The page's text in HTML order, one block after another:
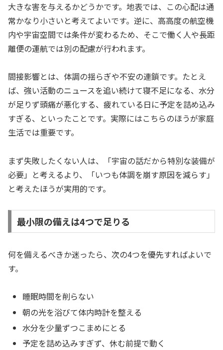
大きな害を与えるかどうかです。地表では、この心配は通
常かなり小さいと考えてよいです。逆に、高高度の航空機
内や宇宙空間では条件が変わるため、そこで働く人や長距
離便の運航では別の配慮が行われます。
間接影響とは、体調の揺らぎや不安の連鎖です。たとえ
ば、強い活動のニュースを追い続けて寝不足になる、水分
が足りず頭痛が悪化する、疲れている日に予定を詰め込み
すぎる、といったことです。実際にはこちらのほうが家庭
生活では重要です。
まず失敗したくない人は、「宇宙の話だから特別な装備が
必要」と考えるより、「いつも体調を崩す原因を減らす」
と考えたほうが実用的です。
最小限の備えは4つで足りる
何を備えるべきか迷ったら、次の4つを優先すればよいで
す。
睡眠時間を削らない
朝の光を浴びて体内時計を整える
水分を少量ずつこまめにとる
予定を詰め込みすぎず、休む前提で動く